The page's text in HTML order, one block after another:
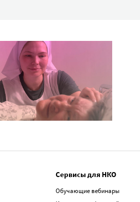
Сервисы для НКО
Обучающие вебинары